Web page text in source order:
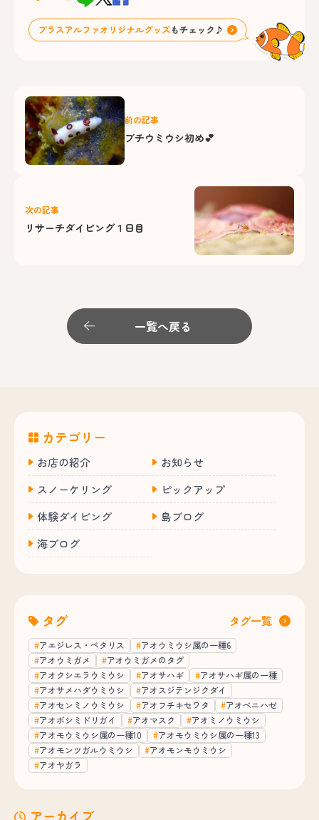
前の記事
ブチウミウシ初め💕
次の記事
リサーチダイビング１日目
一覧へ戻る
カテゴリー
お店の紹介
お知らせ
スノーケリング
ピックアップ
体験ダイビング
島ブログ
海ブログ
タグ タグ一覧
アエジレス・ペタリス
アオウミウシ属の一種6
アオウミガメ
アオウミガメのタグ
アオクシエラウミウシ
アオサハギ
アオサハギ属の一種
アオサメハダウミウシ
アオスジテンジクダイ
アオセンミノウミウシ
アオフチキセワタ
アオベニハゼ
アオボシミドリガイ
アオマスク
アオミノウミウシ
アオモウミウシ属の一種10
アオモウミウシ属の一種13
アオモンツガルウミウシ
アオモンモウミウシ
アオヤガラ
アーカイブ